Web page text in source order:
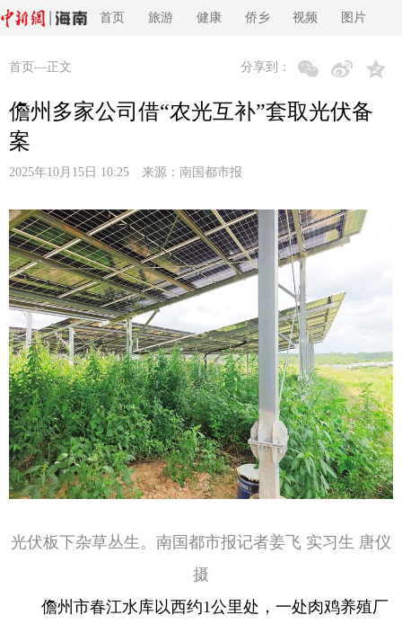
首页 旅游 健康 侨乡 视频 图片
首页 —正文 分享到：
儋州多家公司借“农光互补”套取光伏备
案
2025年10月15日 10:25 来源： 南国都市报
光伏板下杂草丛生。南国都市报记者姜飞 实习生 唐仪
摄
儋州市春江水库以西约1公里处，一处肉鸡养殖厂